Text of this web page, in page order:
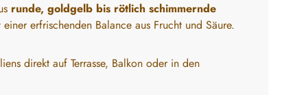
runde, goldgelb bis rötlich schimmernde
erfrischenden Balance aus Frucht und Säure.
direkt auf Terrasse, Balkon oder in den